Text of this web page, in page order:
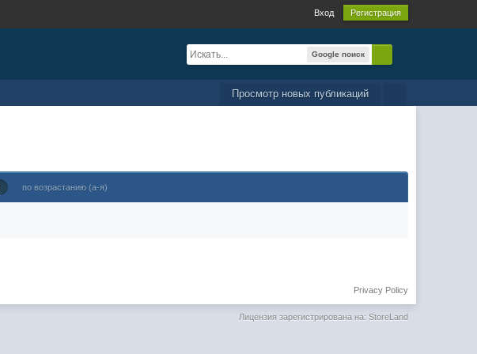
Вход Регистрация
Google поиск
Просмотр новых публикаций
по возрастанию (а-я)
Privacy Policy
Лицензия зарегистрирована на: StoreLand